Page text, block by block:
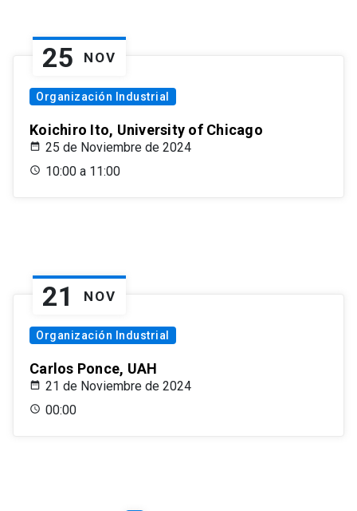
25 NOV
Organización Industrial
Koichiro Ito, University of Chicago
25 de Noviembre de 2024
10:00 a 11:00
21 NOV
Organización Industrial
Carlos Ponce, UAH
21 de Noviembre de 2024
00:00